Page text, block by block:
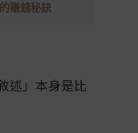
賺錢秘訣
述」本身是比